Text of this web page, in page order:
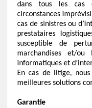
dans tous les cas
circonstances
cas de sinistres ou
prestataires
susceptible de
marchandises et/ou
informatiques et
En cas de litige,
meilleures solutions
Garantie